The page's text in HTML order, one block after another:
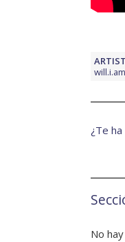
will.i.am
¿Te
No